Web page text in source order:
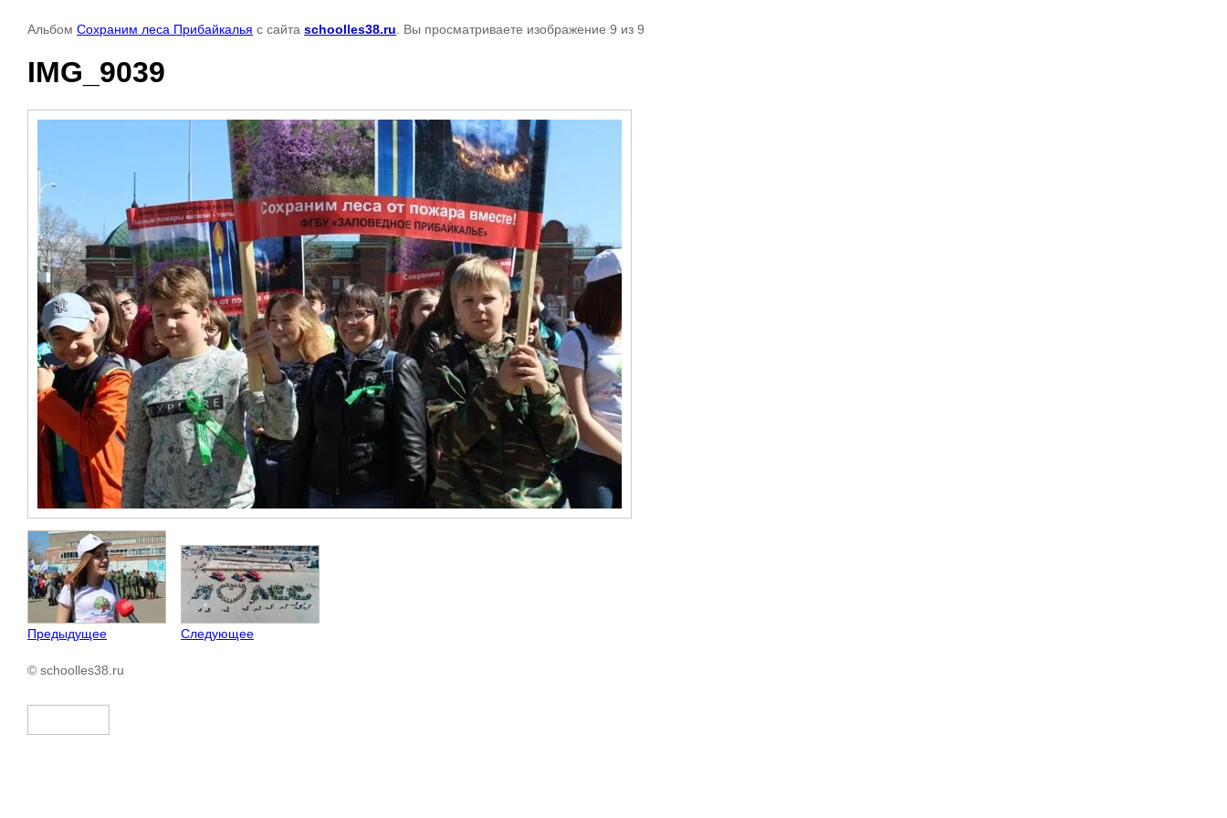
Альбом Сохраним леса Прибайкалья с сайта schoolles38.ru . Вы просматриваете изображение 9 из 9
IMG_9039
Предыдущее Следующее
© schoolles38.ru